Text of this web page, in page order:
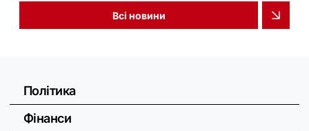
Всі новини
Політика
Фінанси